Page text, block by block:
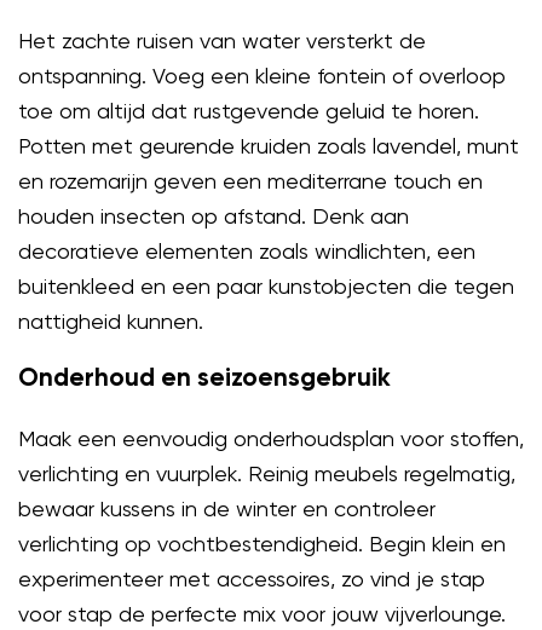
Het zachte ruisen van water versterkt de
ontspanning. Voeg een kleine fontein of overloop
toe om altijd dat rustgevende geluid te horen.
Potten met geurende kruiden zoals lavendel, munt
en rozemarijn geven een mediterrane touch en
houden insecten op afstand. Denk aan
decoratieve elementen zoals windlichten, een
buitenkleed en een paar kunstobjecten die tegen
nattigheid kunnen.
Onderhoud en seizoensgebruik
Maak een eenvoudig onderhoudsplan voor stoffen,
verlichting en vuurplek. Reinig meubels regelmatig,
bewaar kussens in de winter en controleer
verlichting op vochtbestendigheid. Begin klein en
experimenteer met accessoires, zo vind je stap
voor stap de perfecte mix voor jouw vijverlounge.